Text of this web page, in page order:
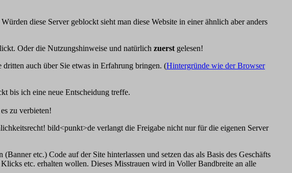
diese Server geblockt sieht man diese Website in einer ähnlich aber anders
Oder die Nutzungshinweise und natürlich zuerstgelesen!
auch über Sie etwas in Erfahrung bringen. (Hintergründe wie der Browser
bis ich eine neue Entscheidung treffe.
zu verbieten!
bild<punkt>de verlangt die Freigabe nicht nur für die eigenen Server
etc.) Code auf der Site hinterlassen und setzen das als Basis des Geschäfts
etc. erhalten wollen. Dieses Misstrauen wird in Voller Bandbreite an alle